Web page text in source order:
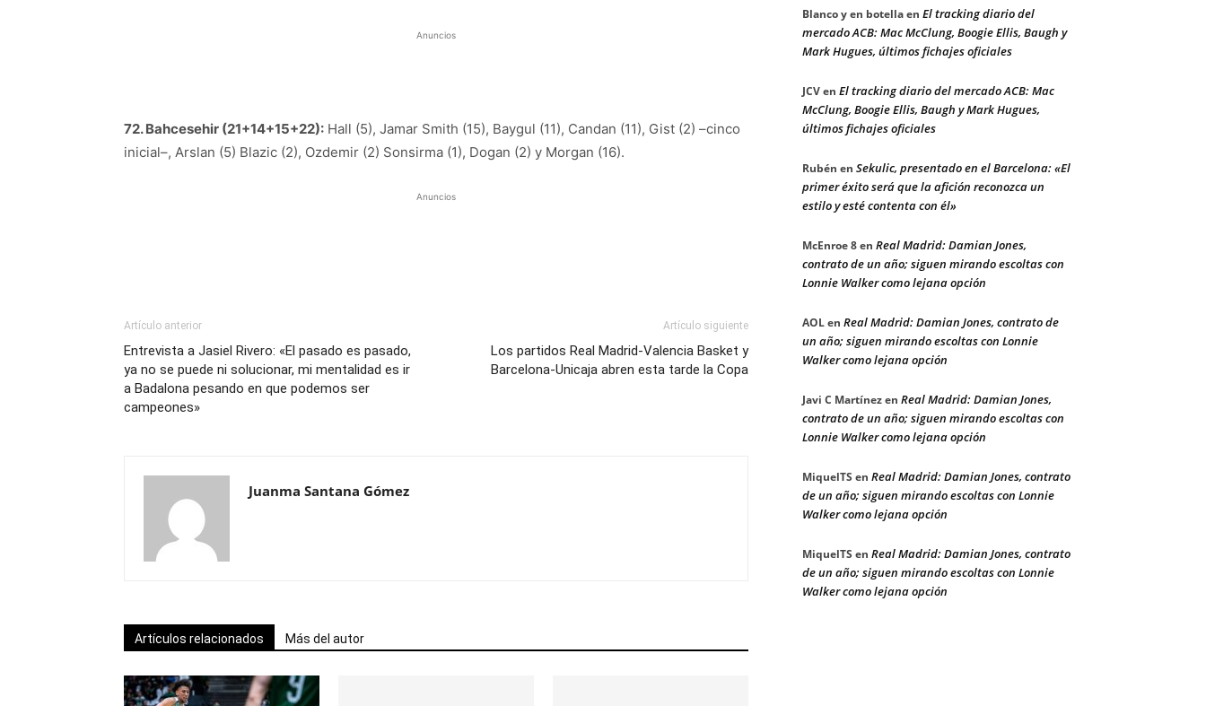
Anuncios
72. Bahcesehir (21+14+15+22): Hall (5), Jamar Smith (15), Baygul (11), Candan (11), Gist (2) –cinco
inicial–, Arslan (5) Blazic (2), Ozdemir (2) Sonsirma (1), Dogan (2) y Morgan (16).
Anuncios
Artículo anterior
Entrevista a Jasiel Rivero: «El pasado es pasado,
ya no se puede ni solucionar, mi mentalidad es ir
a Badalona pesando en que podemos ser
campeones»
Artículo siguiente
Los partidos Real Madrid-Valencia Basket y
Barcelona-Unicaja abren esta tarde la Copa
Juanma Santana Gómez
Artículos relacionados Más del autor
Blanco y en botellaen El tracking diario del
mercado ACB: Mac McClung, Boogie Ellis, Baugh y
Mark Hugues, últimos fichajes oficiales
JCVen El tracking diario del mercado ACB: Mac
McClung, Boogie Ellis, Baugh y Mark Hugues,
últimos fichajes oficiales
Rubén en Sekulic, presentado en el Barcelona: «El
primer éxito será que la afición reconozca un
estilo y esté contenta con él»
McEnroe 8en Real Madrid: Damian Jones,
contrato de un año; siguen mirando escoltas con
Lonnie Walker como lejana opción
AOLen Real Madrid: Damian Jones, contrato de
un año; siguen mirando escoltas con Lonnie
Walker como lejana opción
Javi C Martínezen Real Madrid: Damian Jones,
contrato de un año; siguen mirando escoltas con
Lonnie Walker como lejana opción
MiquelTS en Real Madrid: Damian Jones, contrato
de un año; siguen mirando escoltas con Lonnie
Walker como lejana opción
MiquelTS en Real Madrid: Damian Jones, contrato
de un año; siguen mirando escoltas con Lonnie
Walker como lejana opción